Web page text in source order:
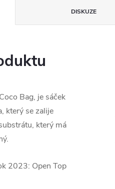
DISKUZE
Bag, je sáček
který se zalije
který má
2023: Open Top